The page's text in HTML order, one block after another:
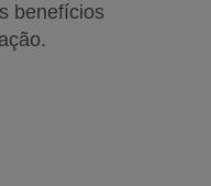
benefícios